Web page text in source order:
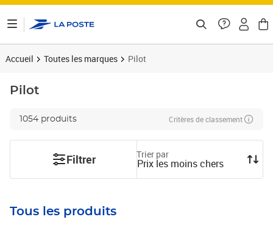
Accueil Toutes les marques Pilot
Pilot
1054 produits Critères de classement
Filtrer Trier par
Prix les moins chers
Tous les produits